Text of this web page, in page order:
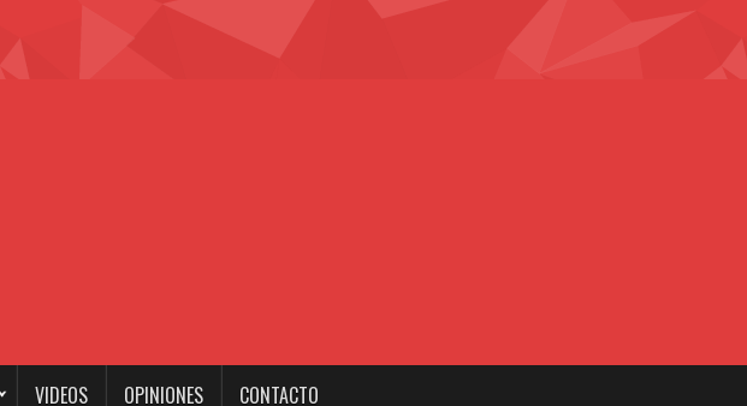
VIDEOS OPINIONES CONTACTO